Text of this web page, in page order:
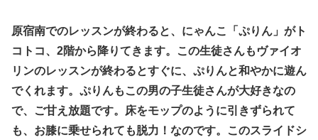
原宿南でのレッスンが終わると、にゃんこ「ぷりん」がト
コトコ、2階から降りてきます。この生徒さんもヴァイオ
リンのレッスンが終わるとすぐに、ぷりんと和やかに遊ん
でくれます。ぷりんもこの男の子生徒さんが大好きなの
で、ご甘え放題です。床をモップのように引きずられて
も、お膝に乗せられても脱力！なのです。このスライドシ